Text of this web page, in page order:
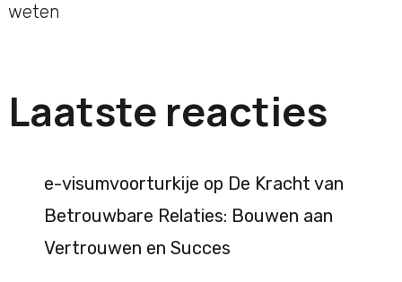
weten
Laatste reacties
e-visumvoorturkije op De Kracht van
Betrouwbare Relaties: Bouwen aan
Vertrouwen en Succes